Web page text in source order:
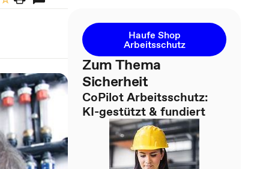
Haufe Shop
Arbeitsschutz
Zum Thema
Sicherheit
CoPilot Arbeitsschutz:
KI-gestützt & fundiert